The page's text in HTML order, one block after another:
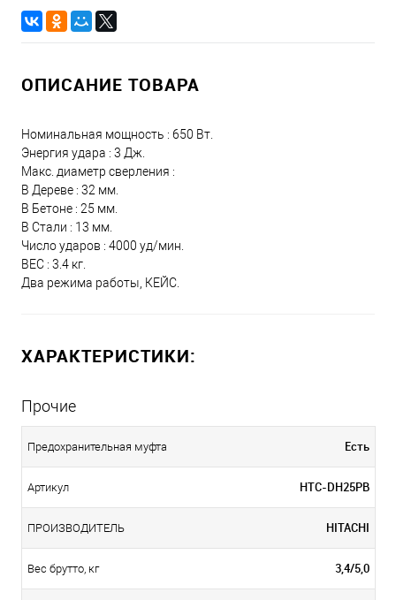
ОПИСАНИЕ ТОВАРА
Номинальная мощность : 650 Вт.
Энергия удара : 3 Дж.
Макс. диаметр сверления :
В Дереве : 32 мм.
В Бетоне : 25 мм.
В Стали : 13 мм.
Число ударов : 4000 уд/мин.
ВЕС : 3.4 кг.
Два режима работы, КЕЙС.
ХАРАКТЕРИСТИКИ:
Прочие
Предохранительная муфта Есть
Артикул HTC-DH25PB
ПРОИЗВОДИТЕЛЬ HITACHI
Вес брутто, кг 3,4/5,0